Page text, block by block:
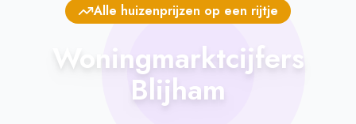
Alle huizenprijzen op een rijtje
Woningmarktcijfers
Blijham